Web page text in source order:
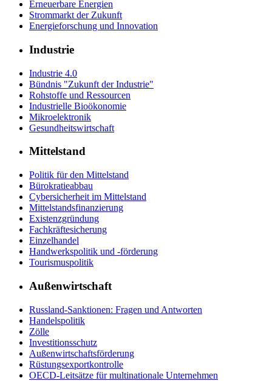
Erneuerbare Energien
Strommarkt der Zukunft
Energieforschung und Innovation
Industrie
Industrie 4.0
Bündnis "Zukunft der Industrie"
Rohstoffe und Ressourcen
Industrielle Bioökonomie
Mikroelektronik
Gesundheitswirtschaft
Mittelstand
Politik für den Mittelstand
Bürokratieabbau
Cybersicherheit im Mittelstand
Mittelstandsfinanzierung
Existenzgründung
Fachkräftesicherung
Einzelhandel
Handwerkspolitik und -förderung
Tourismuspolitik
Außenwirtschaft
Russland-Sanktionen: Fragen und Antworten
Handelspolitik
Zölle
Investitionsschutz
Außenwirtschaftsförderung
Rüstungsexportkontrolle
OECD-Leitsätze für multinationale Unternehmen